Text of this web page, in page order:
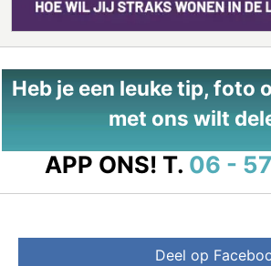
Heb je een leuke tip, foto
met ons wilt
APP ONS! T. 06 -
Deel op